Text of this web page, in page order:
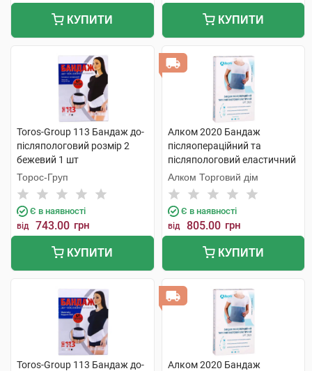
КУПИТИ КУПИТИ
Toros-Group 113 Бандаж до-
післяпологовий розмір 2
бежевий 1 шт
Торос-Груп
Є в наявності
від 743.00 грн
КУПИТИ
Алком 2020 Бандаж
післяопераційний та
післяпологовий еластичний
розмір 7 1 шт
Алком Торговий дім
Є в наявності
від 805.00 грн
КУПИТИ
Toros-Group 113 Бандаж до-
Алком 2020 Бандаж